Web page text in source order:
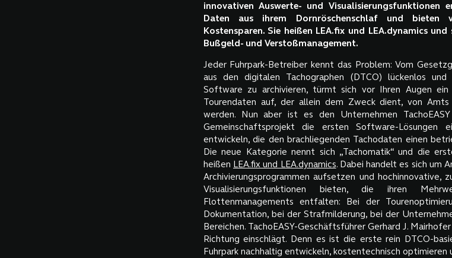
innovativen Auswerte- und Visualisierungsfunktionen
Daten aus ihrem Dornröschenschlaf und bieten
Kostensparen. Sie heißen LEA.fix und LEA.dynamics
Bußgeld- und Verstoßmanagement.
Jeder Fuhrpark-Betreiber kennt das Problem: Vom
aus den digitalen Tachographen (DTCO) lückenlos
Software zu archivieren, türmt sich vor Ihren Augen ein
Tourendaten auf, der allein dem Zweck dient, von
werden. Nun aber ist es den Unternehmen
Gemeinschaftsprojekt die ersten Software-Lösungen
entwickeln, die den brachliegenden Tachodaten einen
Die neue Kategorie nennt sich „Tachomatik“ und die
heißen LEA.fix und LEA.dynamics. Dabei handelt es sich um
Archivierungsprogrammen aufsetzen und hochinnovative,
Visualisierungsfunktionen bieten, die ihren
Flottenmanagements entfalten: Bei der
Dokumentation, bei der Strafmilderung, bei der
Bereichen. TachoEASY-Geschäftsführer Gerhard J.
Richtung einschlägt. Denn es ist die erste rein DTCO-
Fuhrpark nachhaltig entwickeln, kostentechnisch optimieren